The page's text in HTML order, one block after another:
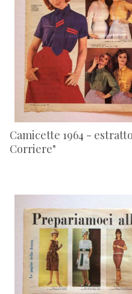
Camicette 1964 -
Corriere"